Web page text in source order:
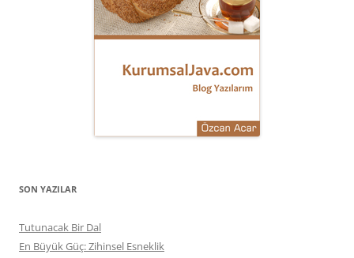
SON YAZILAR
Tutunacak Bir Dal
En Büyük Güç: Zihinsel Esneklik